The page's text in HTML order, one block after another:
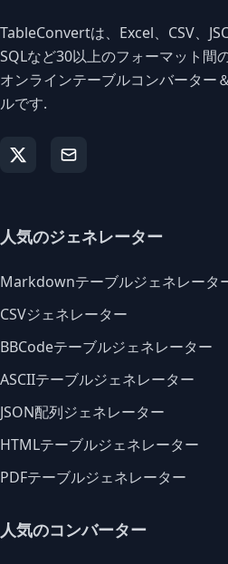
TableConvertは、Excel、CSV、
SQLなど30以上のフォーマット間
オンラインテーブルコンバーター
ルです.
人気のジェネレーター
Markdownテーブルジェネレータ
CSVジェネレーター
BBCodeテーブルジェネレーター
ASCIIテーブルジェネレーター
JSON配列ジェネレーター
HTMLテーブルジェネレーター
PDFテーブルジェネレーター
人気のコンバーター